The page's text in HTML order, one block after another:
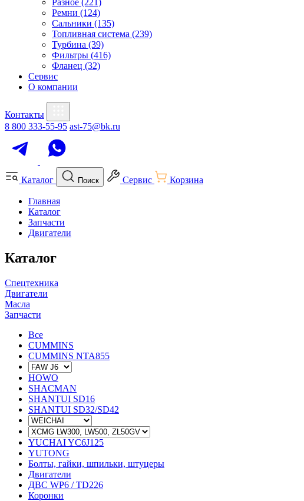
Разное (221)
Ремни (124)
Сальники (135)
Топливная система (239)
Турбина (39)
Фильтры (416)
Фланец (32)
Сервис
О компании
Контакты
8 800 333-55-95 ast-75@bk.ru
Каталог Поиск Сервис Корзина
Главная
Каталог
Запчасти
Двигатели
Каталог
Спецтехника
Двигатели
Масла
Запчасти
Все
CUMMINS
CUMMINS NTA855
HOWO
SHACMAN
SHANTUI SD16
SHANTUI SD32/SD42
YUCHAI YC6J125
YUTONG
Болты, гайки, шпильки, штуцеры
Двигатели
ДВС WP6 / TD226
Коронки